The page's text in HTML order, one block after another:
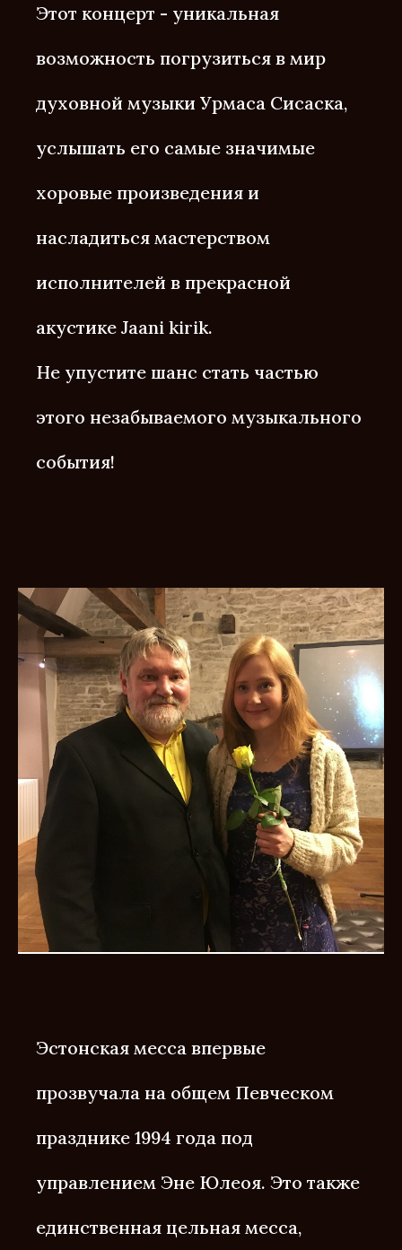
Этот концерт - уникальная
возможность погрузиться в мир
духовной музыки Урмаса Сисаска,
услышать его самые значимые
хоровые произведения и
насладиться мастерством
исполнителей в прекрасной
акустике Jaani kirik.
Не упустите шанс стать частью
этого незабываемого музыкального
события!
Эстонская месса впервые
прозвучала на общем Певческом
празднике 1994 года под
управлением Эне Юлеоя. Это также
единственная цельная месса,